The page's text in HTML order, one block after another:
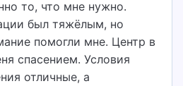
то, что мне нужно.
был тяжёлым, но
помогли мне. Центр в
спасением. Условия
отличные, а